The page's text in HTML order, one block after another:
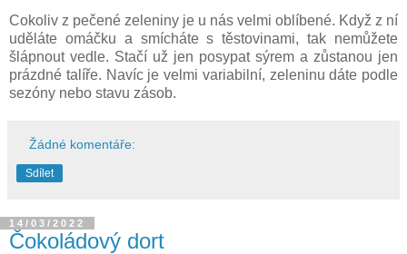
Cokoliv z pečené zeleniny je u nás velmi oblíbené. Když z ní
uděláte omáčku a smícháte s těstovinami, tak nemůžete
šlápnout vedle. Stačí už jen posypat sýrem a zůstanou jen
prázdné talíře. Navíc je velmi variabilní, zeleninu dáte podle
sezóny nebo stavu zásob.
Žádné komentáře:
Sdílet
14/03/2022
Čokoládový dort